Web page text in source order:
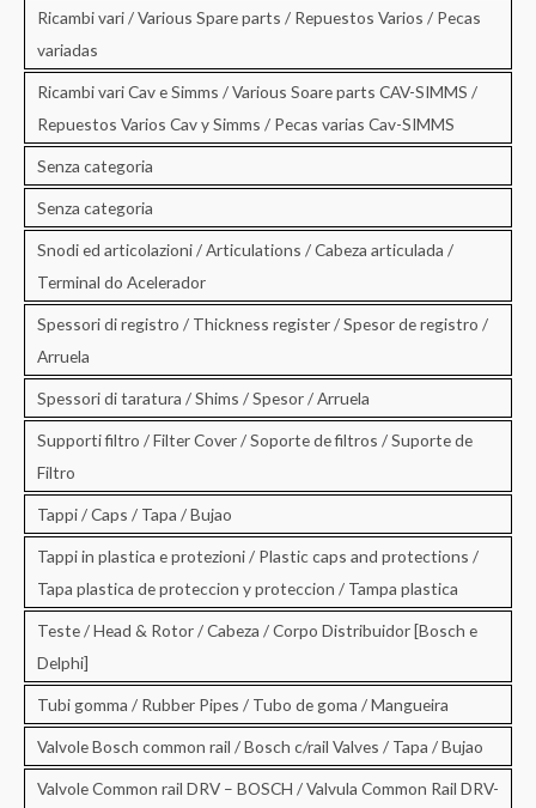
Ricambi vari / Various Spare parts / Repuestos Varios / Pecas
variadas
Ricambi vari Cav e Simms / Various Soare parts CAV-SIMMS /
Repuestos Varios Cav y Simms / Pecas varias Cav-SIMMS
Senza categoria
Senza categoria
Snodi ed articolazioni / Articulations / Cabeza articulada /
Terminal do Acelerador
Spessori di registro / Thickness register / Spesor de registro /
Arruela
Spessori di taratura / Shims / Spesor / Arruela
Supporti filtro / Filter Cover / Soporte de filtros / Suporte de
Filtro
Tappi / Caps / Tapa / Bujao
Tappi in plastica e protezioni / Plastic caps and protections /
Tapa plastica de proteccion y proteccion / Tampa plastica
Teste / Head & Rotor / Cabeza / Corpo Distribuidor [Bosch e
Delphi]
Tubi gomma / Rubber Pipes / Tubo de goma / Mangueira
Valvole Bosch common rail / Bosch c/rail Valves / Tapa / Bujao
Valvole Common rail DRV – BOSCH / Valvula Common Rail DRV-